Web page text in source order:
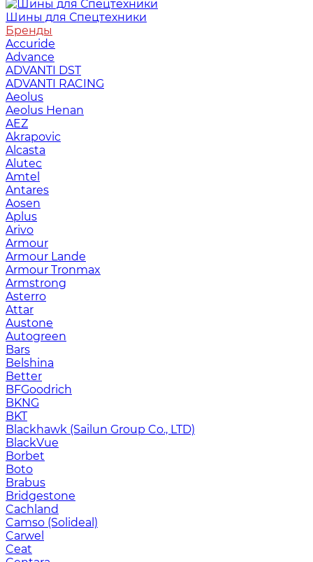
Шины для Спецтехники
Бренды
Accuride
Advance
ADVANTI DST
ADVANTI RACING
Aeolus
Aeolus Henan
AEZ
Akrapovic
Alcasta
Alutec
Amtel
Antares
Aosen
Aplus
Arivo
Armour
Armour Lande
Armour Tronmax
Armstrong
Asterro
Attar
Austone
Autogreen
Bars
Belshina
Better
BFGoodrich
BKNG
BKT
Blackhawk (Sailun Group Co., LTD)
BlackVue
Borbet
Boto
Brabus
Bridgestone
Cachland
Camso (Solideal)
Carwel
Ceat